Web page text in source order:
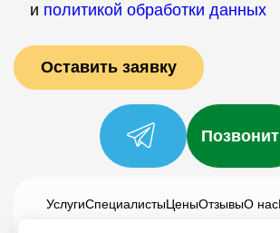
и политикой обработки данных
УслугиСпециалистыЦеныОтзывыО нас